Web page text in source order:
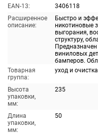
EAN-13:
3406118
Расширенное
описание:
Быстро и
никотиновые
выгорания,
структуру,
виниловых
бамперов.
Товарная
группа:
уход и очистка
Высота
упаковки,
мм:
235
Длина
упаковки,
мм:
50